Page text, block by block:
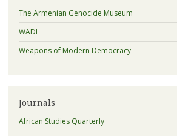
The Armenian Genocide Museum
WADI
Weapons of Modern Democracy
Journals
African Studies Quarterly